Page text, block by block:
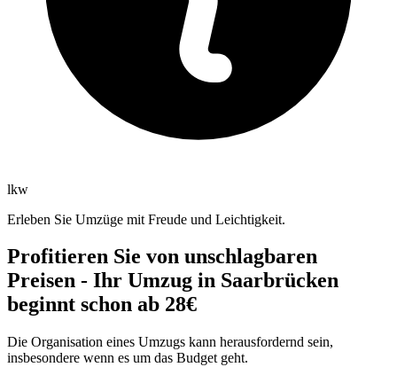
lkw
Erleben Sie Umzüge mit Freude und Leichtigkeit.
Profitieren Sie von unschlagbaren
Preisen - Ihr Umzug in Saarbrücken
beginnt schon ab 28€
Die Organisation eines Umzugs kann herausfordernd sein,
insbesondere wenn es um das Budget geht.